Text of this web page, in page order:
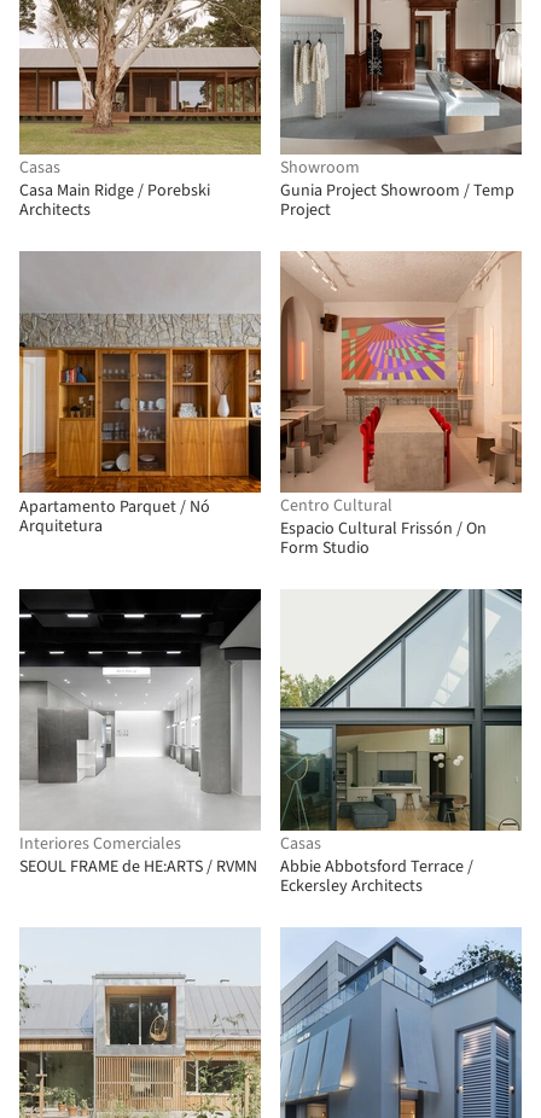
Casas
Casa Main Ridge / Porebski
Architects
Showroom
Gunia Project Showroom / Temp
Project
Apartamento Parquet / Nó
Arquitetura
Centro Cultural
Espacio Cultural Frissón / On
Form Studio
Interiores Comerciales
SEOUL FRAME de HE:ARTS / RVMN
Casas
Abbie Abbotsford Terrace /
Eckersley Architects